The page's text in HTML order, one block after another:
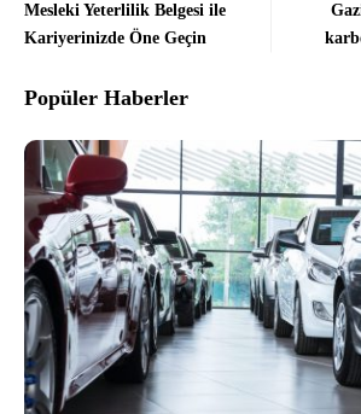
Mesleki Yeterlilik Belgesi ile
Kariyerinizde Öne Geçin
Popüler Haberler